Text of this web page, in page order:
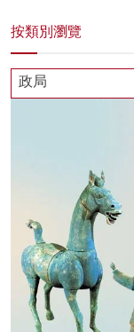
按類別瀏覽
政局